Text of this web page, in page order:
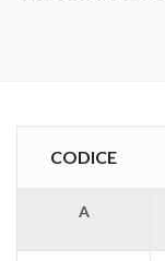
CODICE
A